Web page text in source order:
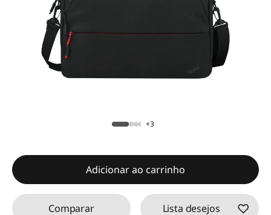
+3
Adicionar ao carrinho
Comparar Lista desejos